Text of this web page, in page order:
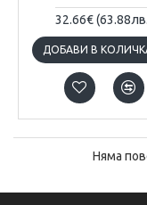
32.66€
ДОБАВИ В
Няма